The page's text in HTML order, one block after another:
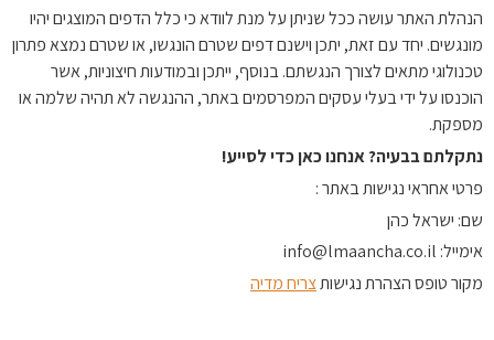
הנהלת האתר עושה ככל שניתן על מנת לוודא כי כלל הדפים המוצגים יהיו
מונגשים. יחד עם זאת, יתכן וישנם דפים שטרם הונגשו, או שטרם נמצא פתרון
טכנולוגי מתאים לצורך הנגשתם. בנוסף, ייתכן ובמודעות חיצוניות, אשר
הוכנסו על ידי בעלי עסקים המפרסמים באתר, ההנגשה לא תהיה שלמה או
מספקת.
נתקלתם בבעיה? אנחנו כאן כדי לסייע!
פרטי אחראי נגישות באתר :
שם: ישראל כהן
אימייל: info@lmaancha.co.il
מקור טופס הצהרת נגישותצריח מדיה